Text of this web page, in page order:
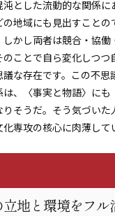
沌とした流動的な関係に
の地域にも見出すことの
しかし両者は競合・協働
のことで自ら変化しつつ
議な存在です。この不思
は、〈事実と物語〉にも
りそうだ。そう気づいた
化専攻の核心に肉薄して
立地と環境をフル